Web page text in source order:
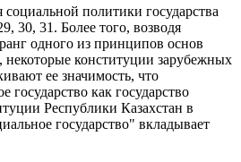
политики государства
30, 31. Более того, возводя
одного из принципов основ
некоторые конституции зарубежных
ее значимость, что
государство как государство
Республики Казахстан в
государство" вкладывает